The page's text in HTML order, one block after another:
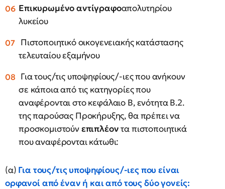
Επικυρωμένο αντίγραφοαπολυτηρίου
λυκείου
Πιστοποιητικό οικογενειακής κατάστασης
τελευταίου εξαμήνου
Για τους/τις υποψηφίους/-ιες που ανήκουν
σε κάποια από τις κατηγορίες που
αναφέρονται στο κεφάλαιο Β, ενότητα Β.2.
της παρούσας Προκήρυξης, θα πρέπει να
προσκομιστούνεπιπλέοντα πιστοποιητικά
που αναφέρονται κάτωθι:
(α) Για τους/τις υποψηφίους/-ιες που είναι
ορφανοί από έναν ή και από τους δύο γονείς: